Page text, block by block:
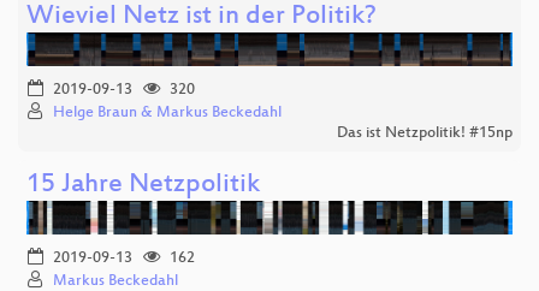
Wieviel Netz ist in der Politik?
2019-09-13
320
Helge Braun & Markus Beckedahl
Das ist Netzpolitik! #15np
15 Jahre Netzpolitik
2019-09-13
162
Markus Beckedahl